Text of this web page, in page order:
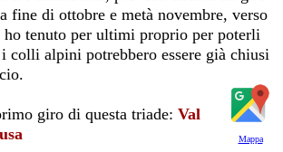
fine di ottobre e metà novembre, verso
tenuto per ultimi proprio per poterli
colli alpini potrebbero essere già chiusi
Mappa
giro di questa triade: Val